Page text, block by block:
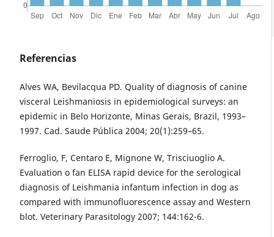
Referencias
Alves WA, Bevilacqua PD. Quality of diagnosis of canine
visceral Leishmaniosis in epidemiological surveys: an
epidemic in Belo Horizonte, Minas Gerais, Brazil, 1993–
1997. Cad. Saude Pública 2004; 20(1):259–65.
Ferroglio, F, Centaro E, Mignone W, Trisciuoglio A.
Evaluation o fan ELISA rapid device for the serological
diagnosis of Leishmania infantum infection in dog as
compared with immunofluorescence assay and Western
blot. Veterinary Parasitology 2007; 144:162-6.